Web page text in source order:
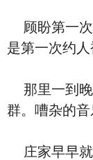
顾盼第一次
是第一次约人
那里一到晚
群。嘈杂的音
庄家早早就